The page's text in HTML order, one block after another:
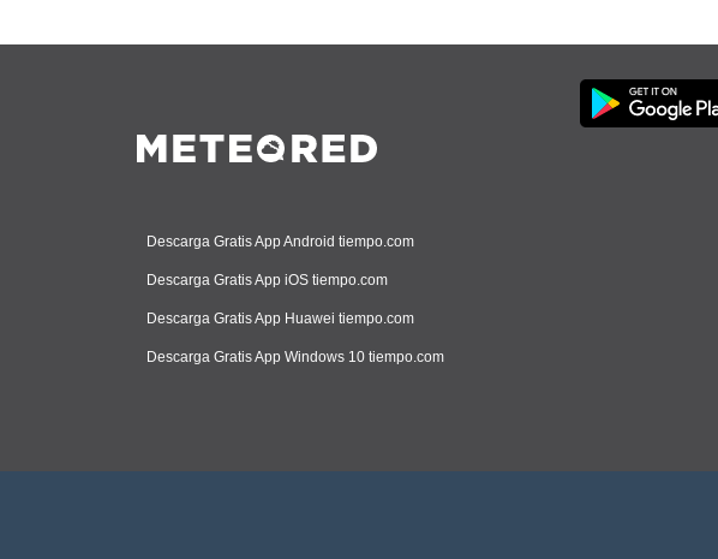
Descarga Gratis App Android tiempo.com
Descarga Gratis App iOS tiempo.com
Descarga Gratis App Huawei tiempo.com
Descarga Gratis App Windows 10 tiempo.com